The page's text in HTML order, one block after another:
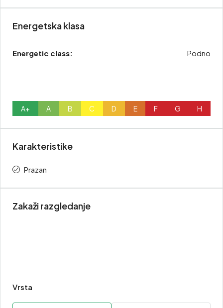
Energetska klasa
Energetic class: Podno
A+ A B C D E F G H
Karakteristike
Prazan
Zakaži razgledanje
Vrsta